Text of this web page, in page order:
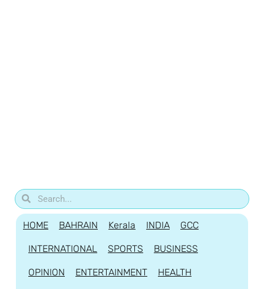
HOME BAHRAIN Kerala INDIA GCC
INTERNATIONAL SPORTS BUSINESS
OPINION ENTERTAINMENT HEALTH